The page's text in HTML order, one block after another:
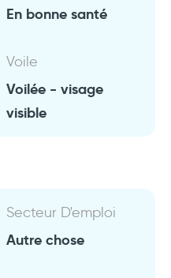
En bonne santé
Voile
Voilée - visage
visible
Secteur D'emploi
Autre chose